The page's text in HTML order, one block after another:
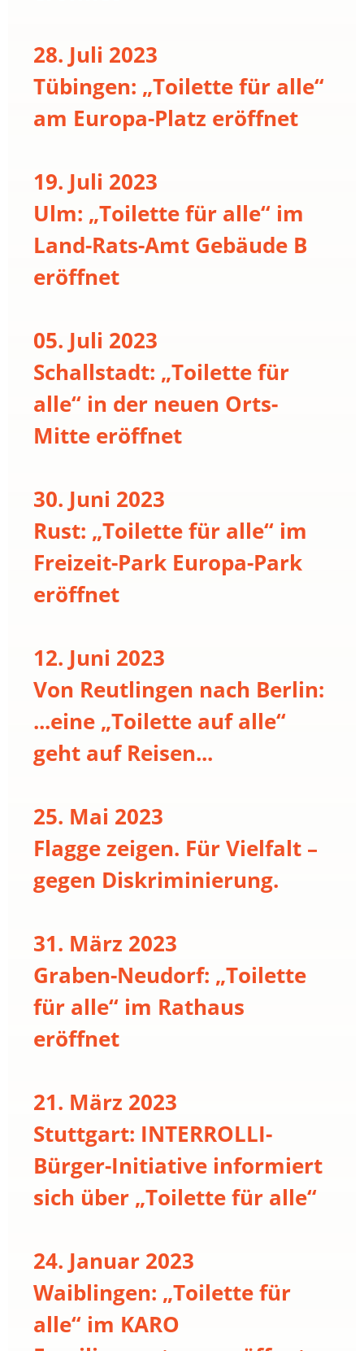
28. Juli 2023
Tübingen: „Toilette für alle“
am Europa-Platz eröffnet
19. Juli 2023
Ulm: „Toilette für alle“ im
Land-Rats-Amt Gebäude B
eröffnet
05. Juli 2023
Schallstadt: „Toilette für
alle“ in der neuen Orts-
Mitte eröffnet
30. Juni 2023
Rust: „Toilette für alle“ im
Freizeit-Park Europa-Park
eröffnet
12. Juni 2023
Von Reutlingen nach Berlin:
...eine „Toilette auf alle“
geht auf Reisen...
25. Mai 2023
Flagge zeigen. Für Vielfalt –
gegen Diskriminierung.
31. März 2023
Graben-Neudorf: „Toilette
für alle“ im Rathaus
eröffnet
21. März 2023
Stuttgart: INTERROLLI-
Bürger-Initiative informiert
sich über „Toilette für alle“
24. Januar 2023
Waiblingen: „Toilette für
alle“ im KARO